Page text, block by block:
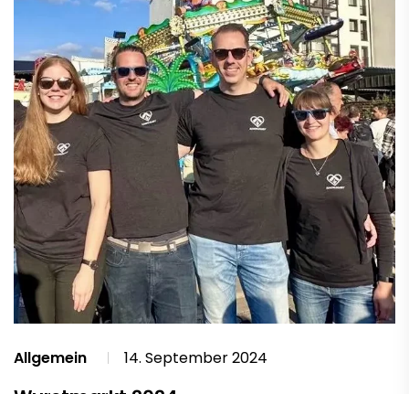
Allgemein 14. September 2024